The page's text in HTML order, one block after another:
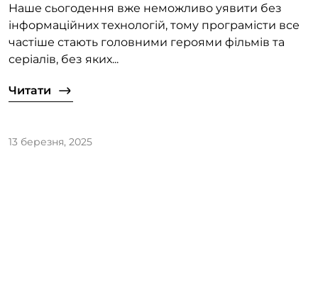
Наше сьогодення вже неможливо уявити без
інформаційних технологій, тому програмісти все
частіше стають головними героями фільмів та
серіалів, без яких...
Читати
13 березня, 2025